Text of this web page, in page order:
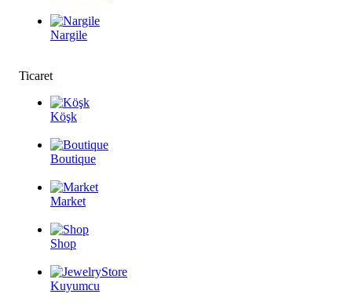
Nargile
Ticaret
Köşk
Boutique
Market
Shop
Kuyumcu